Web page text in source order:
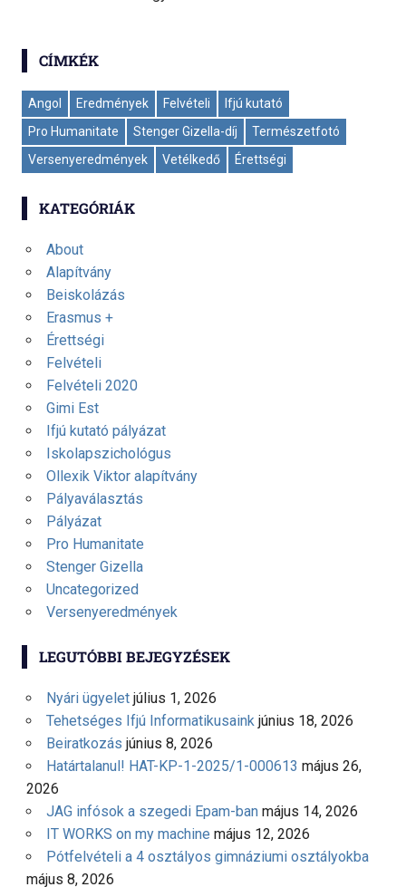
CÍMKÉK
Angol Eredmények Felvételi
Ifjú kutató
Pro Humanitate
Stenger Gizella-díj
Természetfotó
Versenyeredmények
Vetélkedő Érettségi
KATEGÓRIÁK
About
Alapítvány
Beiskolázás
Erasmus +
Érettségi
Felvételi
Felvételi 2020
Gimi Est
Ifjú kutató pályázat
Iskolapszichológus
Ollexik Viktor alapítvány
Pályaválasztás
Pályázat
Pro Humanitate
Stenger Gizella
Uncategorized
Versenyeredmények
LEGUTÓBBI BEJEGYZÉSEK
Nyári ügyelet július 1, 2026
Tehetséges Ifjú Informatikusaink június 18, 2026
Beiratkozás június 8, 2026
Határtalanul! HAT-KP-1-2025/1-000613 május 26,
2026
JAG infósok a szegedi Epam-ban május 14, 2026
IT WORKS on my machine május 12, 2026
Pótfelvételi a 4 osztályos gimnáziumi osztályokba
május 8, 2026